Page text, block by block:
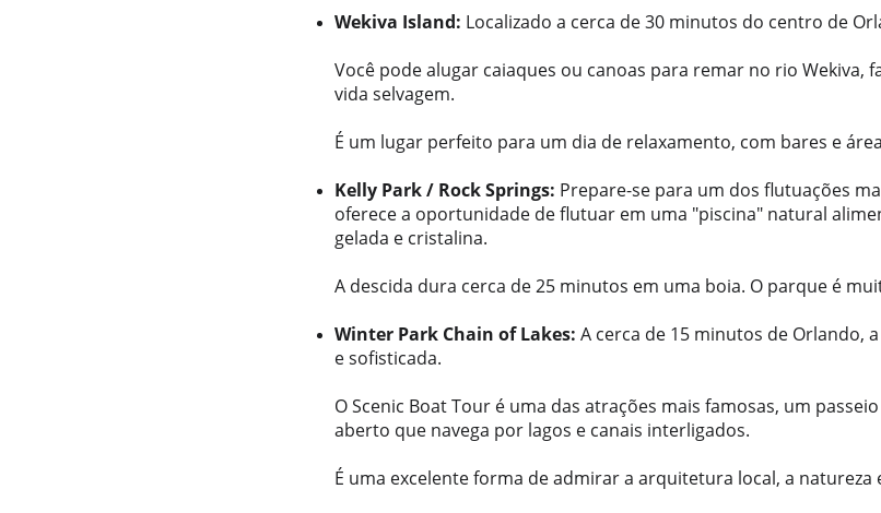
Wekiva Island: Localizado a cerca de 30 minutos do centro de
Você pode alugar caiaques ou canoas para remar no rio Wekiva,
vida selvagem.
É um lugar perfeito para um dia de relaxamento, com bares e
Kelly Park / Rock Springs: Prepare-se para um dos flutuações
oferece a oportunidade de flutuar em uma "piscina" natural
gelada e cristalina.
A descida dura cerca de 25 minutos em uma boia. O parque é
Winter Park Chain of Lakes: A cerca de 15 minutos de Orlando,
e sofisticada.
O Scenic Boat Tour é uma das atrações mais famosas, um
aberto que navega por lagos e canais interligados.
É uma excelente forma de admirar a arquitetura local, a natureza